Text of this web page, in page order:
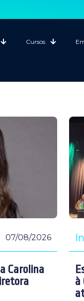
Cursos
07/08/2026
Carolina
à